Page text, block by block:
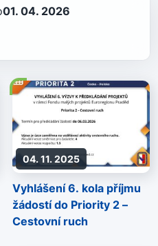
01. 04. 2026
04. 11. 2025
Vyhlášení 6. kola příjmu
žádostí do Priority 2 –
Cestovní ruch